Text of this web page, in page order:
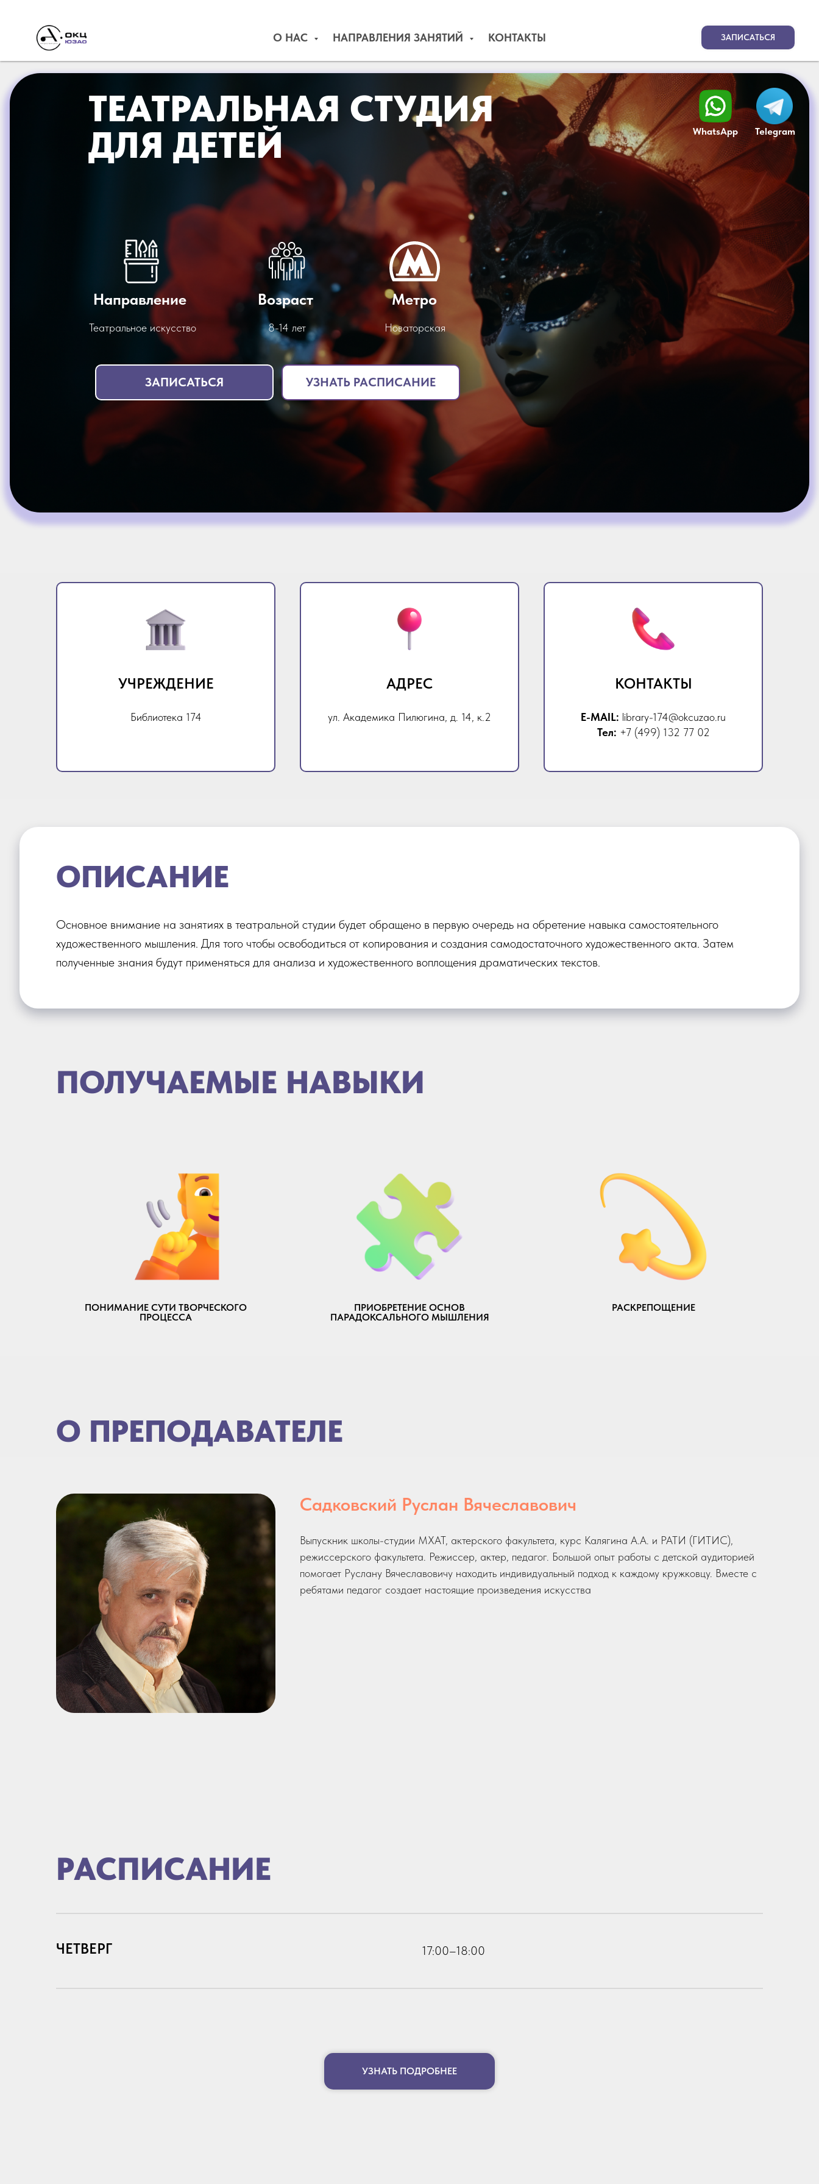
О НАС НАПРАВЛЕНИЯ ЗАНЯТИЙ КОНТАКТЫ ЗАПИСАТЬСЯ
ТЕАТРАЛЬНАЯ СТУДИЯ
ДЛЯ ДЕТЕЙ
Направление
Театральное искусство
Возраст
8-14 лет
Метро
Новаторская
Telegram
WhatsApp
УЗНАТЬ РАСПИСАНИЕ
ЗАПИСАТЬСЯ
УЧРЕЖДЕНИЕ
Библиотека 174
АДРЕС
ул. Академика Пилюгина, д. 14, к.2
КОНТАКТЫ
E-MAIL: library-174@okcuzao.ru
Тел: +7 (499) 132 77 02
ОПИСАНИЕ
Основное внимание на занятиях в театральной студии будет обращено в первую очередь на обретение навыка самостоятельного
художественного мышления. Для того чтобы освободиться от копирования и создания самодостаточного художественного акта. Затем
полученные знания будут применяться для анализа и художественного воплощения драматических текстов.
ПОЛУЧАЕМЫЕ НАВЫКИ
ПОНИМАНИЕ СУТИ ТВОРЧЕСКОГО
ПРОЦЕССА
ПРИОБРЕТЕНИЕ ОСНОВ
ПАРАДОКСАЛЬНОГО МЫШЛЕНИЯ
РАСКРЕПОЩЕНИЕ
О ПРЕПОДАВАТЕЛЕ
Садковский Руслан Вячеславович
Выпускник школы-студии МХАТ, актерского факультета, курс Калягина А.А. и РАТИ (ГИТИС),
режиссерского факультета. Режиссер, актер, педагог. Большой опыт работы с детской аудиторией
помогает Руслану Вячеславовичу находить индивидуальный подход к каждому кружковцу. Вместе с
ребятами педагог создает настоящие произведения искусства
РАСПИСАНИЕ
ЧЕТВЕРГ 17:00–18:00
УЗНАТЬ ПОДРОБНЕЕ